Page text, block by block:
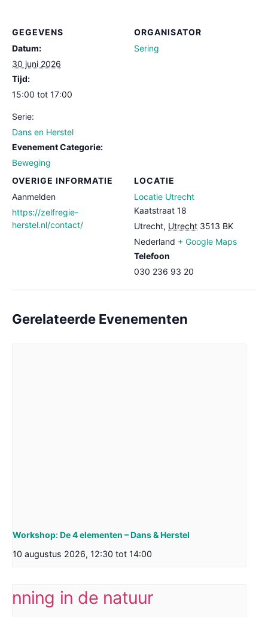
GEGEVENS
Datum:
30 juni 2026
Tijd:
15:00 tot 17:00
Serie:
Dans en Herstel
Evenement Categorie:
Beweging
LOCATIE
Locatie Utrecht
Kaatstraat 18
Utrecht, Utrecht 3513 BK
Nederland + Google Maps
Telefoon
030 236 93 20
ORGANISATOR
Sering
OVERIGE INFORMATIE
Aanmelden
https://zelfregie-
herstel.nl/contact/
Gerelateerde Evenementen
Workshop: De 4 elementen – Dans & Herstel
10 augustus 2026, 12:30 tot 14:00